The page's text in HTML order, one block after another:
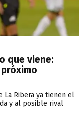
que viene:
La Ribera ya tienen el
y al posible rival